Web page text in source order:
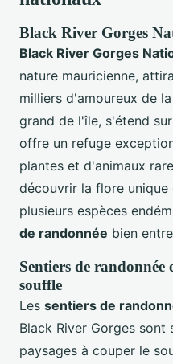
Black River Gorges
Black River Gorges
nature mauricienne,
milliers d'amoureux de
grand de l'île, s'étend
offre un refuge
plantes et d'animaux
découvrir la flore
plusieurs espèces
de randonnée bien
Sentiers de randonnée
souffle
Les sentiers de
Black River Gorges sont
paysages à couper le